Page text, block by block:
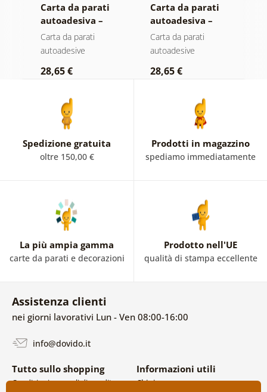
Carta da parati
autoadesiva –
Foglie con
sfumatura
Carta da parati
autoadesive
28,65 €
Carta da parati
autoadesiva –
Foresta nella
nebbia
Carta da parati
autoadesive
28,65 €
Spedizione gratuita
oltre 150,00 €
Prodotti in magazzino
spediamo immediatamente
La più ampia gamma
carte da parati e decorazioni
Prodotto nell'UE
qualità di stampa eccellente
Assistenza clienti
nei giorni lavorativi Lun - Ven 08:00-16:00
info@dovido.it
Tutto sullo shopping
Condizioni generali di vendita e
Informazioni utili
Chi siamo